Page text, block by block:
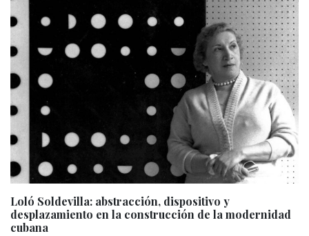
Loló Soldevilla: abstracción, dispositivo y
desplazamiento en la construcción de la modernidad
cubana